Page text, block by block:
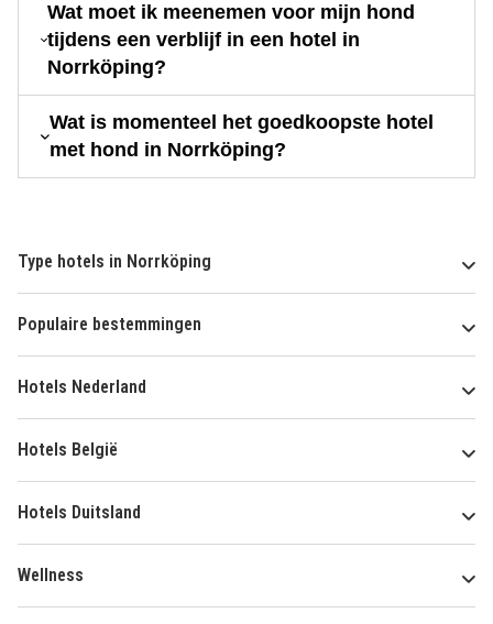
Wat moet ik meenemen voor mijn hond
tijdens een verblijf in een hotel in
Norrköping?
Wat is momenteel het goedkoopste hotel
met hond in Norrköping?
Type hotels in Norrköping
Populaire bestemmingen
Hotels Nederland
Hotels België
Hotels Duitsland
Wellness